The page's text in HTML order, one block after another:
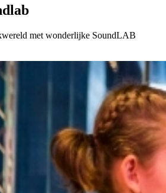
met wonderlijke SoundLAB